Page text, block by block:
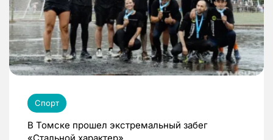
Спорт
В Томске прошел экстремальный забег
«Стальной характер»